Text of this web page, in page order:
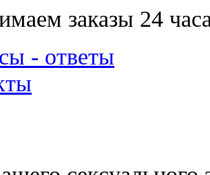
заказы 24
- ответы